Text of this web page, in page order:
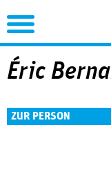
Éric
ZUR PERSON